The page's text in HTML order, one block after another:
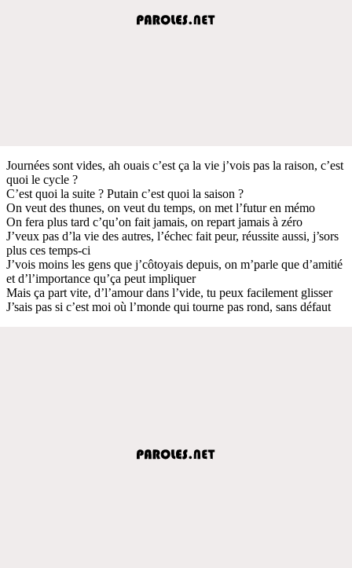
Journées sont vides, ah ouais c’est ça la vie j’vois pas la raison, c’est
quoi le cycle ?
C’est quoi la suite ? Putain c’est quoi la saison ?
On veut des thunes, on veut du temps, on met l’futur en mémo
On fera plus tard c’qu’on fait jamais, on repart jamais à zéro
J’veux pas d’la vie des autres, l’échec fait peur, réussite aussi, j’sors
plus ces temps-ci
J’vois moins les gens que j’côtoyais depuis, on m’parle que d’amitié
et d’l’importance qu’ça peut impliquer
Mais ça part vite, d’l’amour dans l’vide, tu peux facilement glisser
J’sais pas si c’est moi où l’monde qui tourne pas rond, sans défaut